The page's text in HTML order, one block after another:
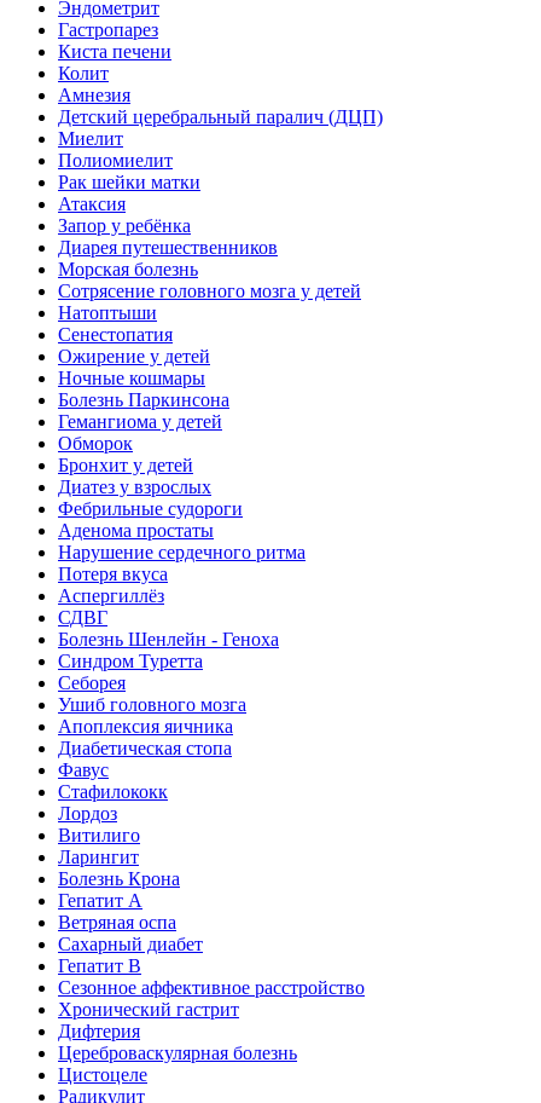
Эндометрит
Гастропарез
Киста печени
Колит
Амнезия
Детский церебральный паралич (ДЦП)
Миелит
Полиомиелит
Рак шейки матки
Атаксия
Запор у ребёнка
Диарея путешественников
Морская болезнь
Сотрясение головного мозга у детей
Натоптыши
Сенестопатия
Ожирение у детей
Ночные кошмары
Болезнь Паркинсона
Гемангиома у детей
Обморок
Бронхит у детей
Диатез у взрослых
Фебрильные судороги
Аденома простаты
Нарушение сердечного ритма
Потеря вкуса
Аспергиллёз
СДВГ
Болезнь Шенлейн - Геноха
Синдром Туретта
Себорея
Ушиб головного мозга
Апоплексия яичника
Диабетическая стопа
Фавус
Стафилококк
Лордоз
Витилиго
Ларингит
Болезнь Крона
Гепатит A
Ветряная оспа
Сахарный диабет
Гепатит B
Сезонное аффективное расстройство
Хронический гастрит
Дифтерия
Цереброваскулярная болезнь
Цистоцеле
Радикулит